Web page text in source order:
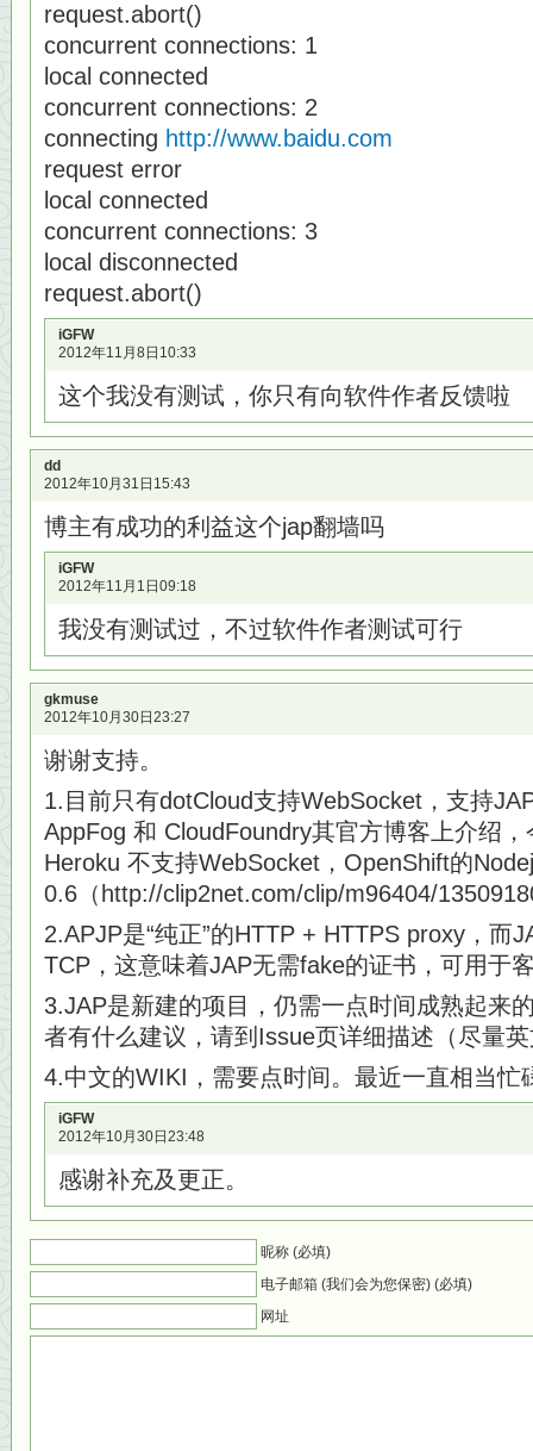
request.abort()
concurrent connections: 1
local connected
concurrent connections: 2
connecting http://www.baidu.com
request error
local connected
concurrent connections: 3
local disconnected
request.abort()
iGFW
2012年11月8日10:33
这个我没有测试，你只有向软件作者反馈啦
dd
2012年10月31日15:43
博主有成功的利益这个jap翻墙吗
iGFW
2012年11月1日09:18
我没有测试过，不过软件作者测试可行
gkmuse
2012年10月30日23:27
谢谢支持。
1.目前只有dotCloud支持WebSocket，支持
AppFog 和 CloudFoundry其官方博客上介绍
Heroku 不支持WebSocket，OpenShift的
0.6（http://clip2net.com/clip/m96404/
2.APJP是“纯正”的HTTP + HTTPS proxy，而
TCP，这意味着JAP无需fake的证书，可用于
3.JAP是新建的项目，仍需一点时间成熟起来
者有什么建议，请到Issue页详细描述（尽量
4.中文的WIKI，需要点时间。最近一直相当忙
iGFW
2012年10月30日23:48
感谢补充及更正。
昵称 (必填)
电子邮箱 (我们会为您保密) (必填)
网址